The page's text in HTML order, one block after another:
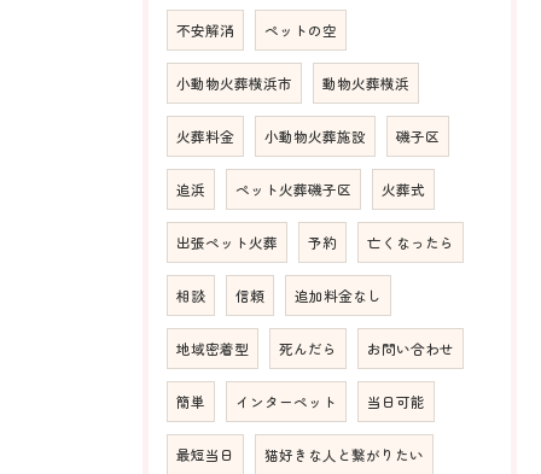
不安解消 ペットの空
小動物火葬横浜市 動物火葬横浜
火葬料金 小動物火葬施設 磯子区
追浜 ペット火葬磯子区 火葬式
出張ペット火葬 予約 亡くなったら
相談 信頼 追加料金なし
地域密着型 死んだら お問い合わせ
簡単 インターペット 当日可能
最短当日 猫好きな人と繋がりたい